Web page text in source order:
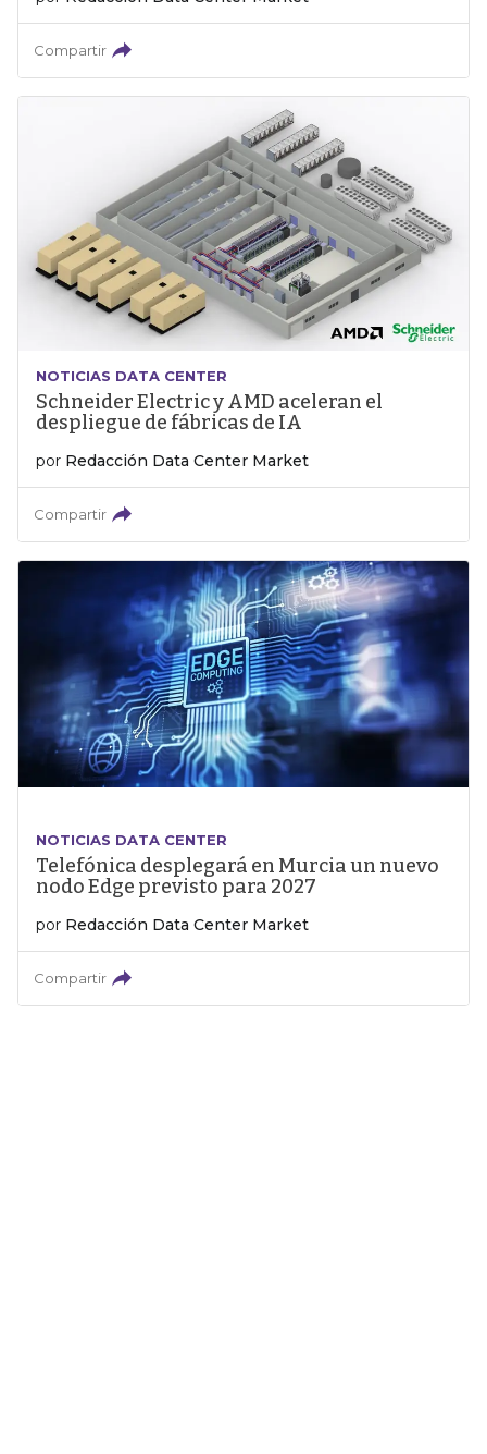
Compartir
NOTICIAS DATA CENTER
Schneider Electric y AMD aceleran el
despliegue de fábricas de IA
por Redacción Data Center Market
Compartir
NOTICIAS DATA CENTER
Telefónica desplegará en Murcia un nuevo
nodo Edge previsto para 2027
por Redacción Data Center Market
Compartir